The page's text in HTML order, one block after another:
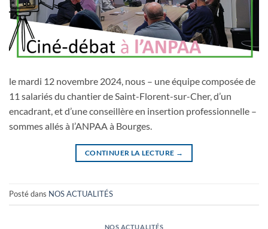
le mardi 12 novembre 2024, nous – une équipe composée de
11 salariés du chantier de Saint-Florent-sur-Cher, d’un
encadrant, et d’une conseillère en insertion professionnelle –
sommes allés à l’ANPAA à Bourges.
CONTINUER LA LECTURE →
Posté dans NOS ACTUALITÉS
NOS ACTUALITÉS